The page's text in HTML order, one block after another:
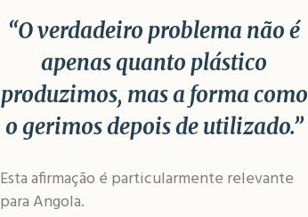
“O verdadeiro problema não é
apenas quanto plástico
produzimos, mas a forma como
o gerimos depois de utilizado.”
Esta afirmação é particularmente relevante
para Angola.